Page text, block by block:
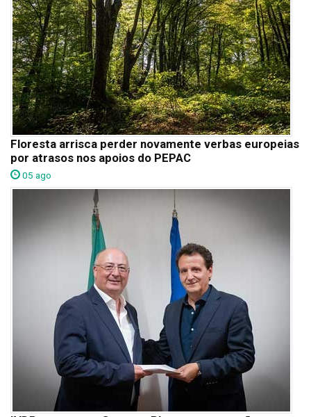
Floresta arrisca perder novamente verbas europeias
por atrasos nos apoios do PEPAC
05 ago